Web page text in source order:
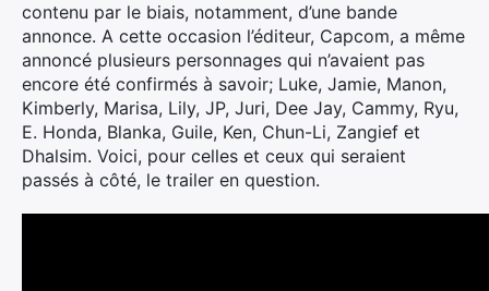
contenu par le biais, notamment, d’une bande
annonce. A cette occasion l’éditeur, Capcom, a même
annoncé plusieurs personnages qui n’avaient pas
encore été confirmés à savoir; Luke, Jamie, Manon,
Kimberly, Marisa, Lily, JP, Juri, Dee Jay, Cammy, Ryu,
E. Honda, Blanka, Guile, Ken, Chun-Li, Zangief et
Dhalsim. Voici, pour celles et ceux qui seraient
passés à côté, le trailer en question.